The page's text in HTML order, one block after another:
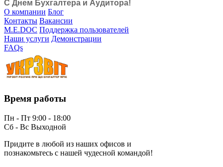
С Днем Бухгалтера и Аудитора!
О компании Блог
Контакты Вакансии
M.E.DOC Поддержка пользователей
Наши услуги Демонстрации
FAQs
Время работы
Пн - Пт 9:00 - 18:00
Сб - Вс Выходной
Придите в любой из наших офисов и
познакомьтесь с нашей чудесной командой!